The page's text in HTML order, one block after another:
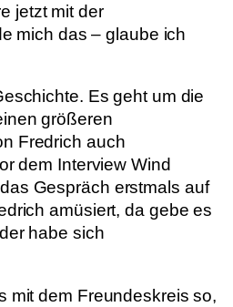
jetzt mit der
mich das – glaube ich
Es geht um die
größeren
Fredrich auch
dem Interview Wind
Gespräch erstmals auf
amüsiert, da gebe es
habe sich
mit dem Freundeskreis so,